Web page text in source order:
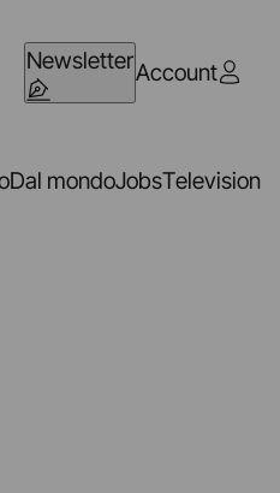
NewsletterAccount
Dal mondoJobsTelevision